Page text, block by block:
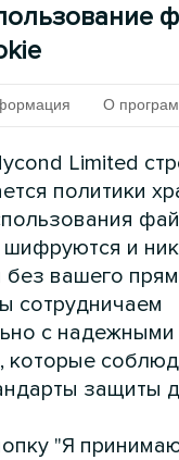
или
нами, и мы
О
Limited
политики
и
без вашего
сотрудничаем
с надежными
которые
защиты
"Я